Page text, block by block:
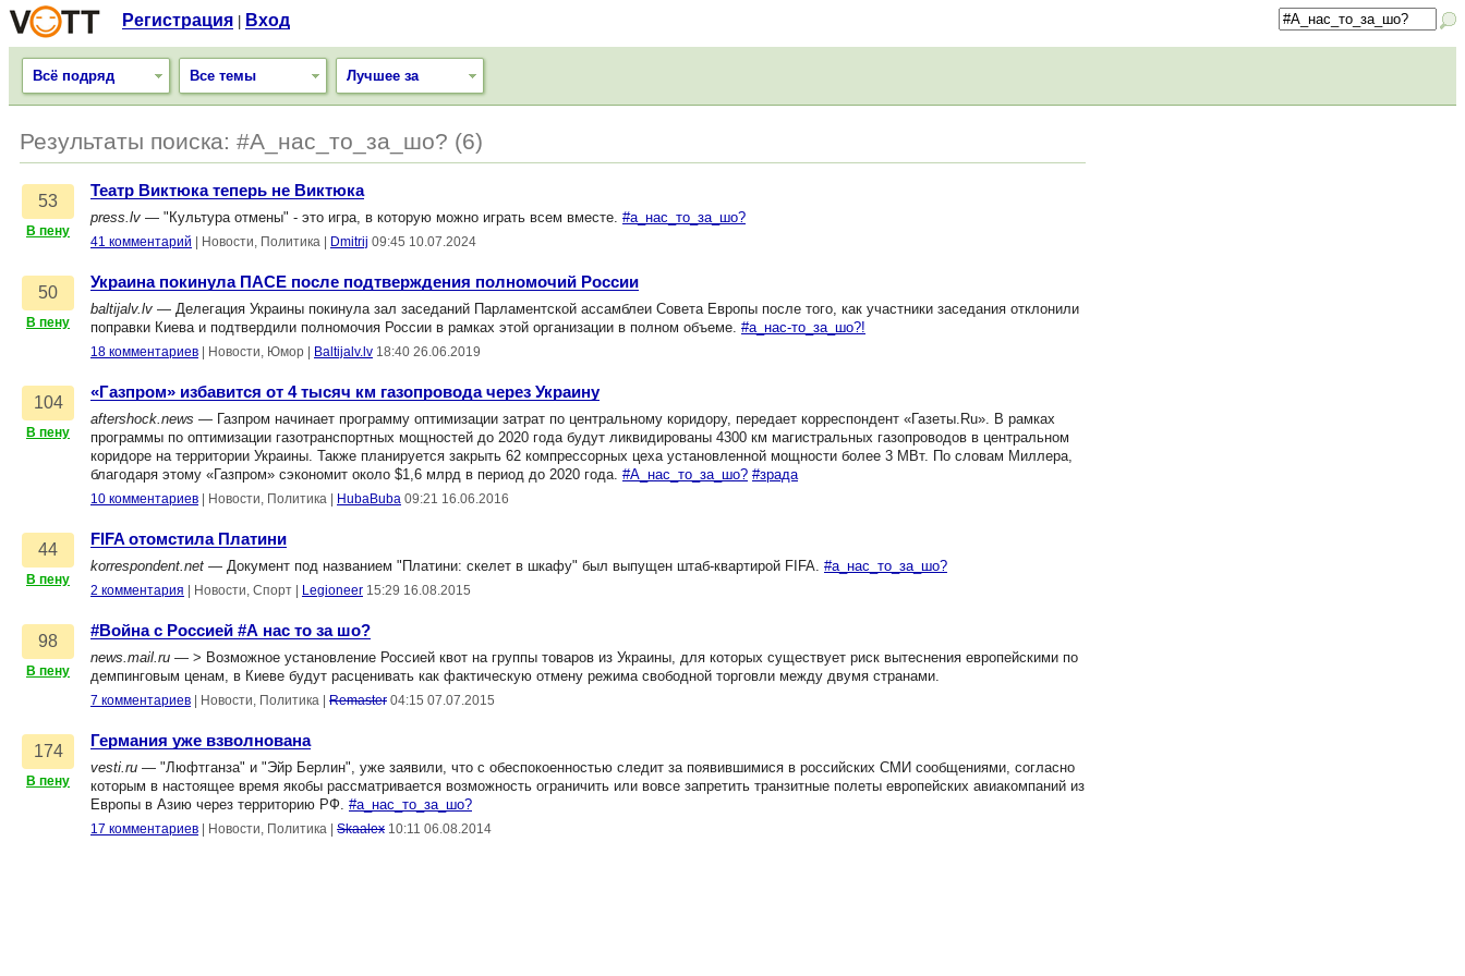
Регистрация Вход
Всё подряд Все темы Лучшее за
Результаты поиска: #А_нас_то_за_шо? (6)
53
В пену
Театр Виктюка теперь не Виктюка
press.lv — "Культура отмены" - это игра, в которую можно играть всем вместе. #а_нас_то_за_шо?
41 комментарий Новости, Политика Dmitrij 09:45 10.07.2024
50
В пену
Украина покинула ПАСЕ после подтверждения полномочий России
baltijalv.lv — Делегация Украины покинула зал заседаний Парламентской ассамблеи Совета Европы после того, как участники заседания отклонили
поправки Киева и подтвердили полномочия России в рамках этой организации в полном объеме. #а_нас-то_за_шо?!
18 комментариев Новости, Юмор Baltijalv.lv 18:40 26.06.2019
104
В пену
«Газпром» избавится от 4 тысяч км газопровода через Украину
aftershock.news — Газпром начинает программу оптимизации затрат по центральному коридору, передает корреспондент «Газеты.Ru». В рамках
программы по оптимизации газотранспортных мощностей до 2020 года будут ликвидированы 4300 км магистральных газопроводов в центральном
коридоре на территории Украины. Также планируется закрыть 62 компрессорных цеха установленной мощности более 3 МВт. По словам Миллера,
благодаря этому «Газпром» сэкономит около $1,6 млрд в период до 2020 года. #А_нас_то_за_шо? #зрада
10 комментариев Новости, Политика HubaBuba 09:21 16.06.2016
44
В пену
FIFA отомстила Платини
korrespondent.net — Документ под названием "Платини: скелет в шкафу" был выпущен штаб-квартирой FIFA. #а_нас_то_за_шо?
2 комментария Новости, Спорт Legioneer 15:29 16.08.2015
98
В пену
#Война с Россией #А нас то за шо?
news.mail.ru — > Возможное установление Россией квот на группы товаров из Украины, для которых существует риск вытеснения европейскими по
демпинговым ценам, в Киеве будут расценивать как фактическую отмену режима свободной торговли между двумя странами.
7 комментариев Новости, Политика Remaster 04:15 07.07.2015
174
В пену
Германия уже взволнована
vesti.ru — "Люфтганза" и "Эйр Берлин", уже заявили, что с обеспокоенностью следит за появившимися в российских СМИ сообщениями, согласно
которым в настоящее время якобы рассматривается возможность ограничить или вовсе запретить транзитные полеты европейских авиакомпаний из
Европы в Азию через территорию РФ. #а_нас_то_за_шо?
17 комментариев Новости, Политика Skaalex 10:11 06.08.2014